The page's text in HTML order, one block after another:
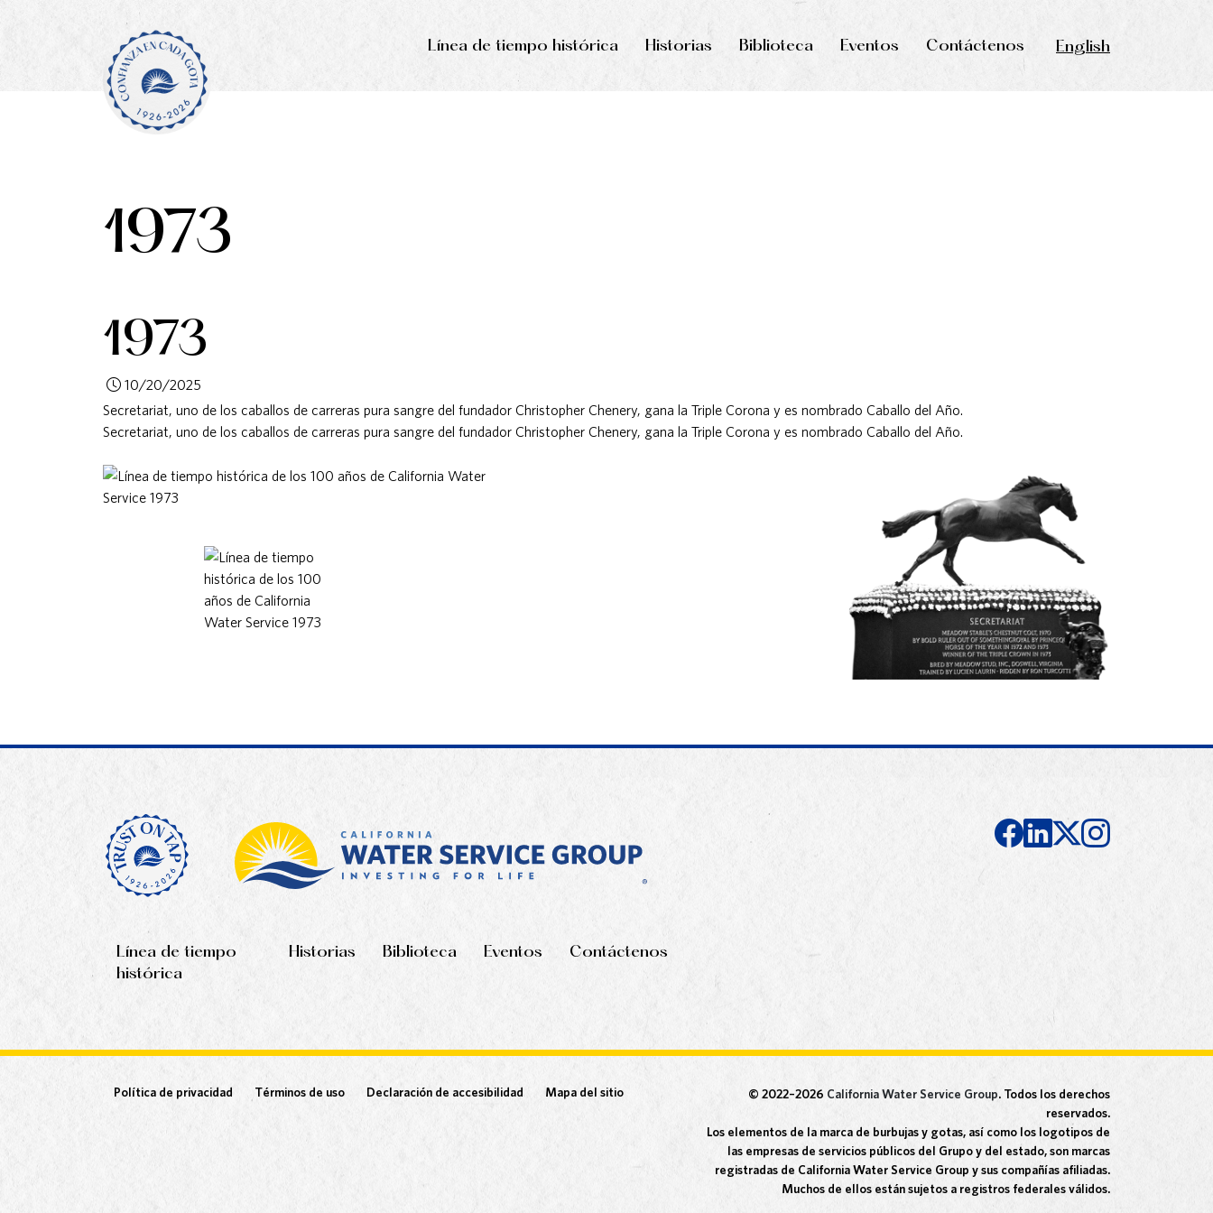
Línea de tiempo histórica Historias Biblioteca Eventos Contáctenos English
1973
1973
10/20/2025
Secretariat, uno de los caballos de carreras pura sangre del fundador Christopher Chenery, gana la Triple Corona y es nombrado Caballo del Año.
Secretariat, uno de los caballos de carreras pura sangre del fundador Christopher Chenery, gana la Triple Corona y es nombrado Caballo del Año.
Línea de tiempo
histórica
Historias Biblioteca Eventos Contáctenos
Política de privacidad Términos de uso Declaración de accesibilidad Mapa del sitio © 2022–2026 California Water Service Group. Todos los derechos
reservados.
Los elementos de la marca de burbujas y gotas, así como los logotipos de
las empresas de servicios públicos del Grupo y del estado, son marcas
registradas de California Water Service Group y sus compañías afiliadas.
Muchos de ellos están sujetos a registros federales válidos.